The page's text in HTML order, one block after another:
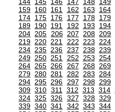
159 160 161 162 163 164
174 175 176 177 178 179
189 190 191 192 193 194
204 205 206 207 208 209
219 220 221 222 223 224
234 235 236 237 238 239
249 250 251 252 253 254
264 265 266 267 268 269
279 280 281 282 283 284
294 295 296 297 298 299
309 310 311 312 313 314
324 325 326 327 328 329
339 340 341 342 343 344